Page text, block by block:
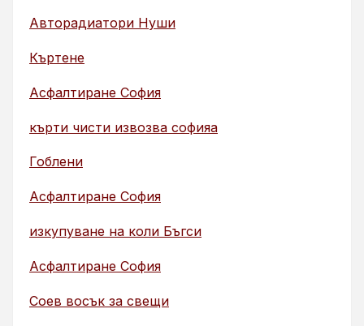
Авторадиатори Нуши
Къртене
Асфалтиране София
кърти чисти извозва софияа
Гоблени
Асфалтиране София
изкупуване на коли Бъгси
Асфалтиране София
Соев восък за свещи